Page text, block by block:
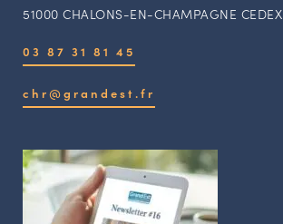
51000 CHALONS-EN-CHAMPAGNE CEDEX
03 87 31 81 45
chr@grandest.fr